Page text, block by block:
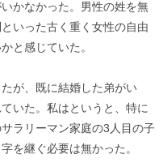
かなかった。男性の姓を無
いった古く重く女性の自由
と感じていた。
が、既に結婚した弟がい
いた。私はというと、特に
ラリーマン家庭の3人目の子
を継ぐ必要は無かった。